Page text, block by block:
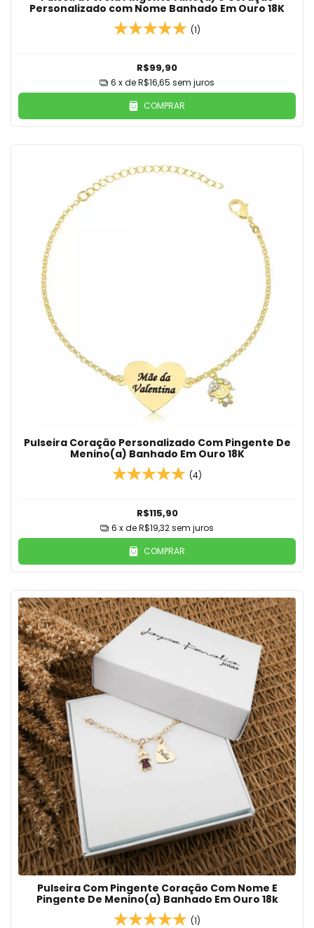
Personalizado com Nome Banhado Em Ouro 18K
(1)
R$99,90
6 x deR$16,65 sem juros
COMPRAR
Pulseira Coração Personalizado Com Pingente De
Menino(a) Banhado Em Ouro 18K
(4)
R$115,90
6 x deR$19,32sem juros
COMPRAR
Pulseira Com Pingente Coração Com Nome E
Pingente De Menino(a) Banhado Em Ouro 18k
(1)